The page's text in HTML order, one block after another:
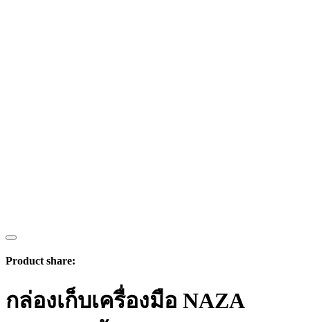
Product share:
กล่องเก็บเครื่องมือ NAZA